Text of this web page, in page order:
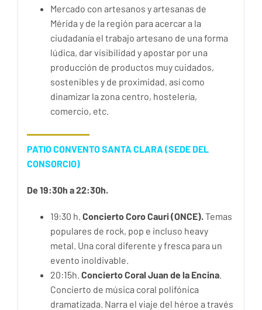
Mercado con artesanos y artesanas de
Mérida y de la región para acercar a la
ciudadanía el trabajo artesano de una forma
lúdica, dar visibilidad y apostar por una
producción de productos muy cuidados,
sostenibles y de proximidad, así como
dinamizar la zona centro, hostelería,
comercio, etc.
PATIO CONVENTO SANTA CLARA (SEDE DEL
CONSORCIO)
De 19:30h a 22:30h.
19:30 h. Concierto Coro Cauri (ONCE).Temas
populares de rock, pop e incluso heavy
metal. Una coral diferente y fresca para un
evento inoldivable.
20:15h. Concierto Coral Juan de la Encina.
Concierto de música coral polifónica
dramatizada. Narra el viaje del héroe a través